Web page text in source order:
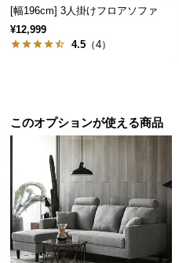
て
保
員
規
約
に
つ
[幅196cm] 3人掛けフロアソファ
¥12,999
4.5 （4）
このオプションが使える商品